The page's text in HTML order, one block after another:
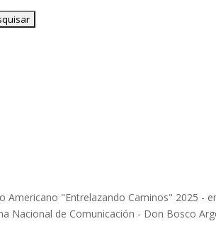
Americano "Entrelazando Caminos" 2025 -
Nacional de Comunicación - Don Bosco